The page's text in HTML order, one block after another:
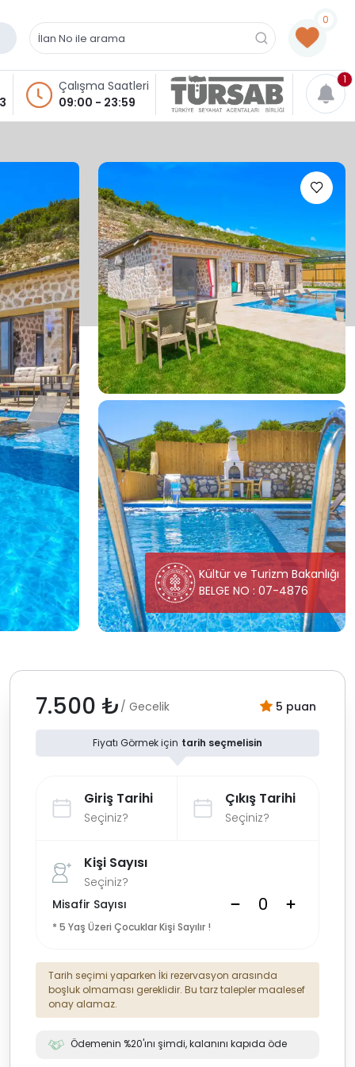
0
Çalışma Saatleri
09:00 - 23:59
1
Kültür ve Turizm Bakanlığı
BELGE NO : 07-4876
7.500 ₺ / Gecelik 5 puan
Fiyatı Görmek için tarih seçmelisin
Giriş Tarihi
Seçiniz?
Çıkış Tarihi
Seçiniz?
Kişi Sayısı
Seçiniz?
Misafir Sayısı
* 5 Yaş Üzeri Çocuklar Kişi Sayılır !
Tarih seçimi yaparken İki rezervasyon arasında
boşluk olmaması gereklidir. Bu tarz talepler maalesef
onay alamaz.
Ödemenin %20'ını şimdi, kalanını kapıda öde